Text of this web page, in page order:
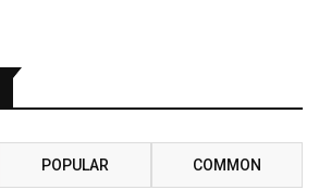
POPULAR COMMON